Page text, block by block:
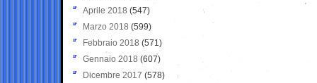
Aprile 2018 (547)
Marzo 2018 (599)
Febbraio 2018 (571)
Gennaio 2018 (607)
Dicembre 2017 (578)